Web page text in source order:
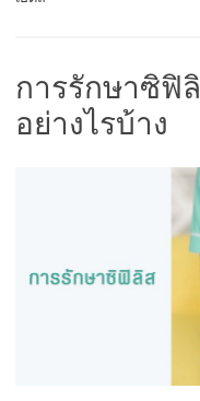
การรักษาซิฟิ
อย่างไรบ้าง